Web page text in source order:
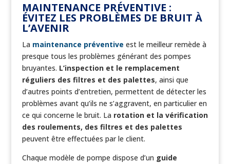
MAINTENANCE PRÉVENTIVE :
ÉVITEZ LES PROBLÈMES DE BRUIT À
L’AVENIR
La maintenance préventive est le meilleur remède à
presque tous les problèmes générant des pompes
bruyantes. L’inspection et le remplacement
réguliers des filtres et des palettes, ainsi que
d’autres points d’entretien, permettent de détecter les
problèmes avant qu’ils ne s’aggravent, en particulier en
ce qui concerne le bruit. La rotation et la vérification
des roulements, des filtres et des palettes
peuvent être effectuées par le client.
Chaque modèle de pompe dispose d’un guide